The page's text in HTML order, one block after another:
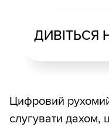
ДИВІТЬСЯ
Цифровий
слугувати дахом,